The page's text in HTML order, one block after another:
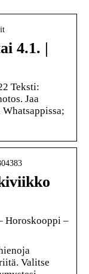
4.1. |
Teksti:
Jaa
Horoskooppi –
Valitse